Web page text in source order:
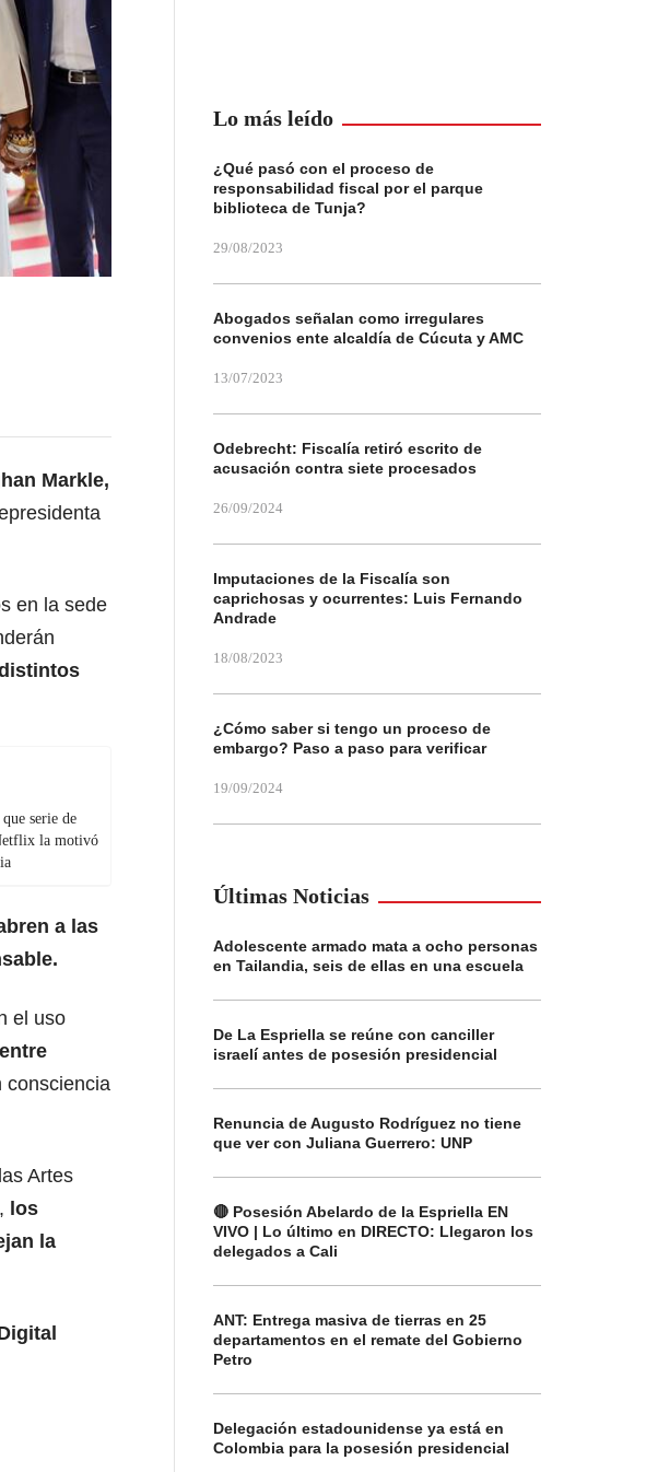
Markle,
en la sede
serie de
la motivó
a las
el uso
consciencia
Artes
los
la
Lo más leído
¿Qué pasó con el proceso de
responsabilidad fiscal por el parque
biblioteca de Tunja?
29/08/2023
Abogados señalan como irregulares
convenios ente alcaldía de Cúcuta y AMC
13/07/2023
Odebrecht: Fiscalía retiró escrito de
acusación contra siete procesados
26/09/2024
Imputaciones de la Fiscalía son
caprichosas y ocurrentes: Luis Fernando
Andrade
18/08/2023
¿Cómo saber si tengo un proceso de
embargo? Paso a paso para verificar
19/09/2024
Últimas Noticias
Adolescente armado mata a ocho personas
en Tailandia, seis de ellas en una escuela
De La Espriella se reúne con canciller
israelí antes de posesión presidencial
Renuncia de Augusto Rodríguez no tiene
que ver con Juliana Guerrero: UNP
🔴 Posesión Abelardo de la Espriella EN
VIVO | Lo último en DIRECTO: Llegaron los
delegados a Cali
ANT: Entrega masiva de tierras en 25
departamentos en el remate del Gobierno
Petro
Delegación estadounidense ya está en
Colombia para la posesión presidencial